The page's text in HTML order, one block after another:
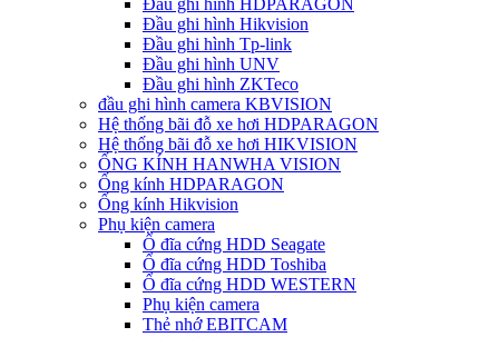
Đầu ghi hình Hikvision
Đầu ghi hình Tp-link
Đầu ghi hình UNV
Đầu ghi hình ZKTeco
đầu ghi hình camera KBVISION
Hệ thống bãi đỗ xe hơi HDPARAGON
Hệ thống bãi đỗ xe hơi HIKVISION
ỐNG KÍNH HANWHA VISION
Ống kính HDPARAGON
Ống kính Hikvision
Phụ kiện camera
Ổ đĩa cứng HDD Seagate
Ổ đĩa cứng HDD Toshiba
Ổ đĩa cứng HDD WESTERN
Phụ kiện camera
Thẻ nhớ EBITCAM